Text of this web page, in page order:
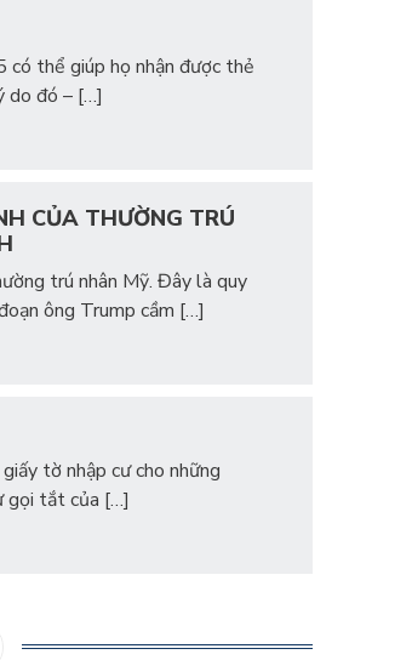
thể giúp họ nhận được thẻ
do đó – […]
CỦA THƯỜNG TRÚ
trú nhân Mỹ. Đây là quy
ông Trump cầm […]
tờ nhập cư cho những
gọi tắt của […]